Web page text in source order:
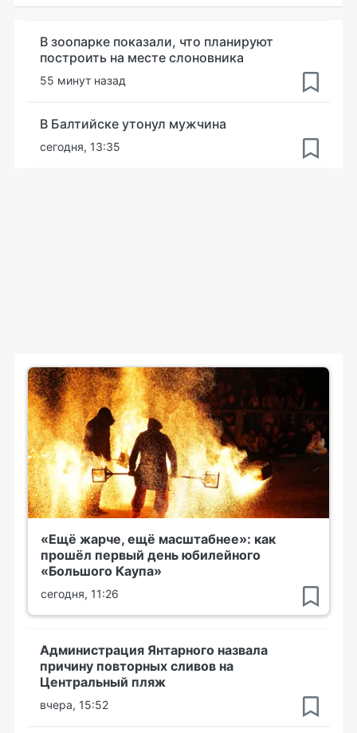
В зоопарке показали, что планируют
построить на месте слоновника
55 минут назад
В Балтийске утонул мужчина
сегодня, 13:35
«Ещё жарче, ещё масштабнее»: как
прошёл первый день юбилейного
«Большого Каупа»
сегодня, 11:26
Администрация Янтарного назвала
причину повторных сливов на
Центральный пляж
вчера, 15:52